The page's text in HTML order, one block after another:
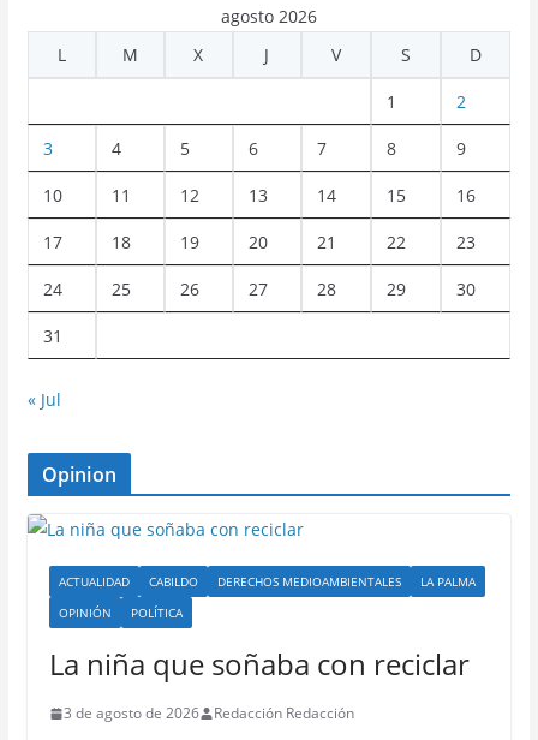
agosto 2026
L
M X J V S D
1 2
3 4 5 6 7 8 9
10 11 12 13 14 15 16
17 18 19 20 21 22 23
24 25 26 27 28 29 30
31
« Jul
Opinion
ACTUALIDAD CABILDO DERECHOS MEDIOAMBIENTALES
LA PALMA
OPINIÓN
POLÍTICA
La niña que soñaba con reciclar
3 de agosto de 2026 Redacción Redacción